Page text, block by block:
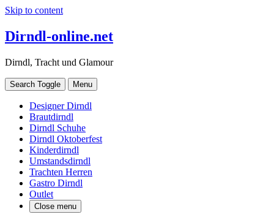
Skip to content
Dirndl-online.net
Dirndl, Tracht und Glamour
Search Toggle Menu
Designer Dirndl
Brautdirndl
Dirndl Schuhe
Dirndl Oktoberfest
Kinderdirndl
Umstandsdirndl
Trachten Herren
Gastro Dirndl
Outlet
Close menu